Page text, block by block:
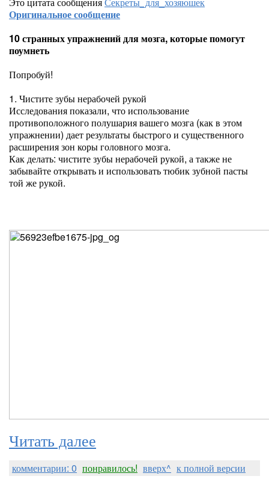
Оригинальное сообщение
10 странных упражнений для мозга, которые помогут
поумнеть
Попробуй!
1. Чистите зубы нерабочей рукой
Исследования показали, что использование
противоположного полушария вашего мозга (как в этом
упражнении) дает результаты быстрого и существенного
расширения зон коры головного мозга.
Как делать: чистите зубы нерабочей рукой, а также не
забывайте открывать и использовать тюбик зубной пасты
той же рукой.
Читать далее
комментарии: 0 понравилось! вверх^ к полной версии